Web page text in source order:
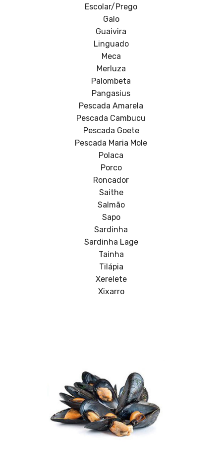
Escolar/Prego
Galo
Guaivira
Linguado
Meca
Merluza
Palombeta
Pangasius
Pescada Amarela
Pescada Cambucu
Pescada Goete
Pescada Maria Mole
Polaca
Porco
Roncador
Saithe
Salmão
Sapo
Sardinha
Sardinha Lage
Tainha
Tilápia
Xerelete
Xixarro